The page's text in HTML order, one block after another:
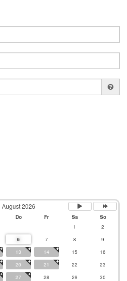
August 2026
Do Fr Sa
So
1
2
6 7 8
9
13 14 15
16
20 21 22
23
27 28 29 30